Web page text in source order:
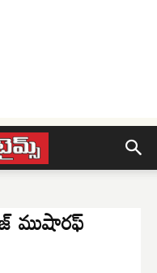
ముషారఫ్